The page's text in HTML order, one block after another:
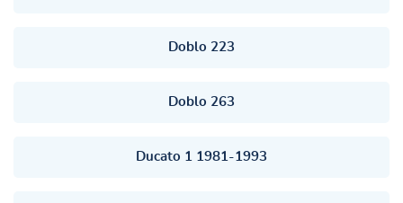
Doblo 223
Doblo 263
Ducato 1 1981-1993